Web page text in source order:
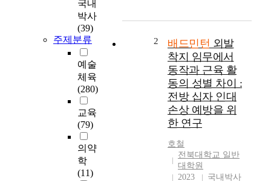
국내
박사
(39)
주제분류
예술
체육
(280)
교육
(79)
의약
학
(11)
2 배드민턴 외발
착지 임무에서
동작과 근육 활
동의 성별 차이 :
전방 십자 인대
손상 예방을 위
한 연구
호철
전북대학교 일반
대학원
2023
국내박사